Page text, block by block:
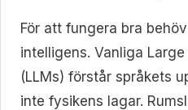
För att fungera bra
intelligens. Vanliga
(LLMs) förstår språkets
inte fysikens lagar.